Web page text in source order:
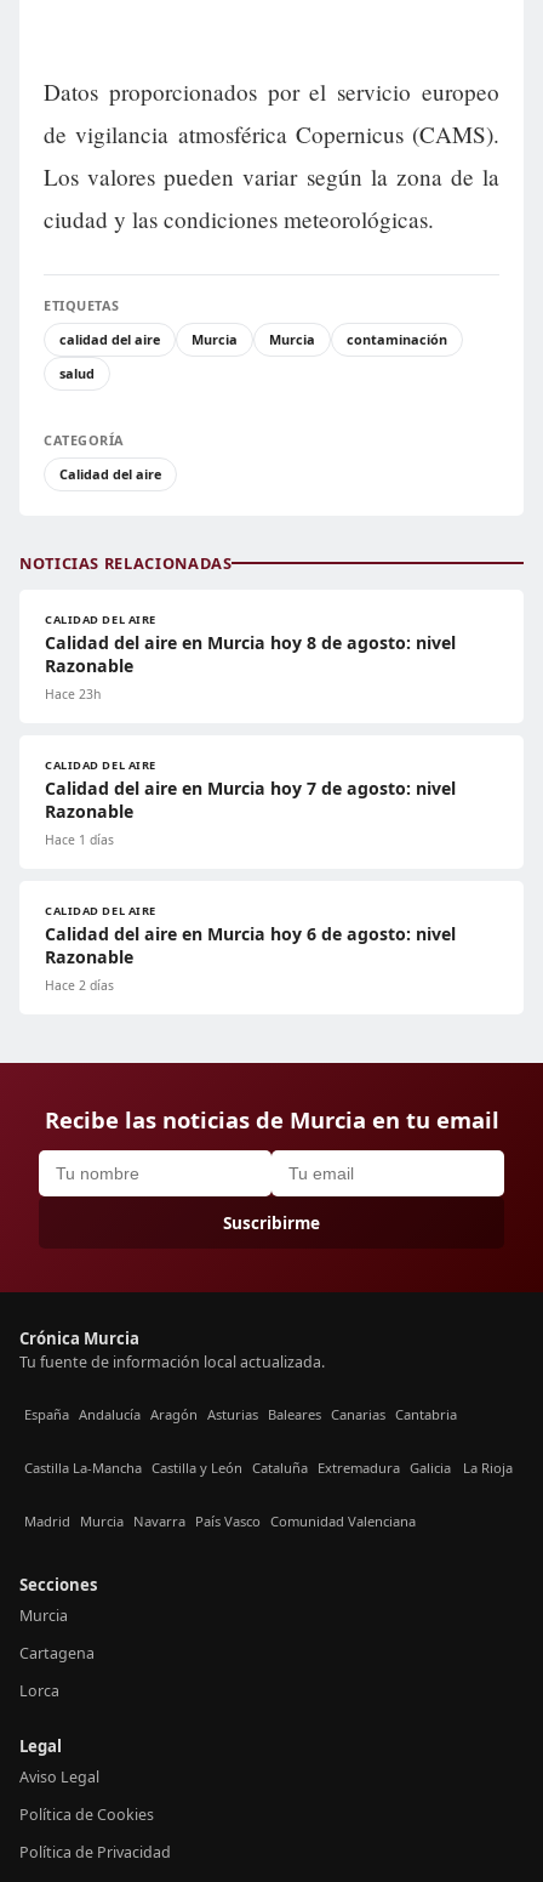
Datos proporcionados por el servicio europeo
de vigilancia atmosférica Copernicus (CAMS).
Los valores pueden variar según la zona de la
ciudad y las condiciones meteorológicas.
ETIQUETAS
calidad del aire
Murcia Murcia
contaminación
salud
CATEGORÍA
Calidad del aire
NOTICIAS RELACIONADAS
CALIDAD DEL AIRE
Calidad del aire en Murcia hoy 8 de agosto: nivel
Razonable
Hace 23h
CALIDAD DEL AIRE
Calidad del aire en Murcia hoy 7 de agosto: nivel
Razonable
Hace 1 días
CALIDAD DEL AIRE
Calidad del aire en Murcia hoy 6 de agosto: nivel
Razonable
Hace 2 días
Recibe las noticias de Murcia en tu email
Suscribirme
Crónica Murcia
Tu fuente de información local actualizada.
España Andalucía Aragón Asturias Baleares Canarias Cantabria
Castilla La-Mancha Castilla y León Cataluña Extremadura Galicia La Rioja
Madrid Murcia Navarra País Vasco Comunidad Valenciana
Secciones
Murcia
Cartagena
Lorca
Legal
Aviso Legal
Política de Cookies
Política de Privacidad